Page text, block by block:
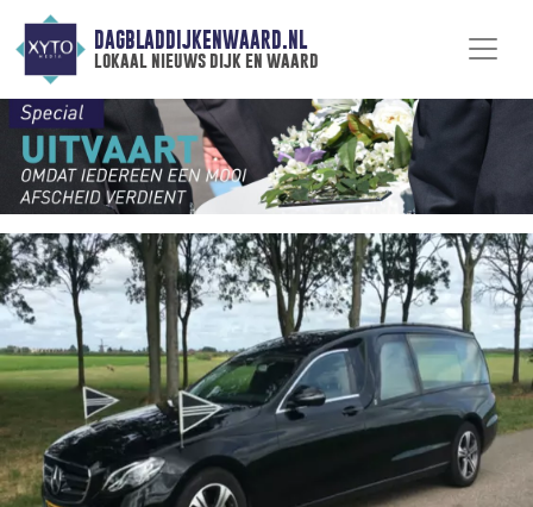
DAGBLADDIJKENWAARD.NL
lokaal nieuws dijk en waard